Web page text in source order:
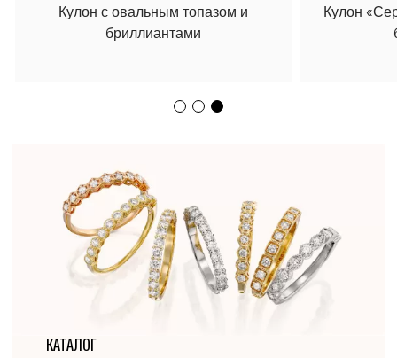
КАТАЛОГ
Кулон
Кулон с овальным топазом и
бриллиантами